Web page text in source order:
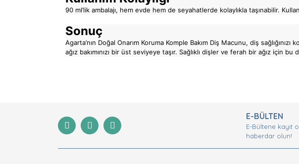
90 ml’lik ambalajı, hem evde hem de seyahatlerde kolaylıkla taşınabilir.
Sonuç
Agarta’nın Doğal Onarım Koruma Komple Bakım Diş Macunu, diş
ağız bakımınızı bir üst seviyeye taşır. Sağlıklı dişler ve ferah bir ağız için
Ürün açıklamasında eksik bilgiler bulunuyor.
E-BÜLTEN
E-Bültene kayıt
haberdar olun!